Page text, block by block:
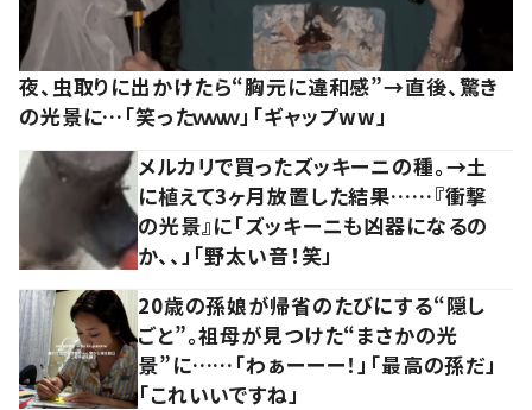
夜、虫取りに出かけたら“胸元に違和感”→直後、驚き
の光景に…「笑ったｗｗｗ」「ギャップww」
メルカリで買ったズッキーニの種。→土
に植えて3ヶ月放置した結果……『衝撃
の光景』に「ズッキーニも凶器になるの
か、、」「野太い音！笑」
20歳の孫娘が帰省のたびにする“隠し
ごと”。祖母が見つけた“まさかの光
景”に……「わぁーーー！」「最高の孫だ」
「これいいですね」